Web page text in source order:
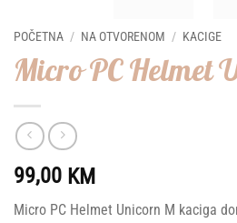
POČETNA / NA OTVORENOM / KACIGE
Micro PC Helmet
99,00 KM
Micro PC Helmet Unicorn M kaciga